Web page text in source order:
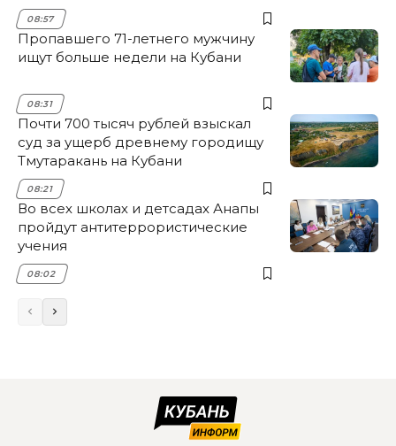
08:57
Пропавшего 71-летнего мужчину
ищут больше недели на Кубани
08:31
Почти 700 тысяч рублей взыскал
суд за ущерб древнему городищу
Тмутаракань на Кубани
08:21
Во всех школах и детсадах Анапы
пройдут антитеррористические
учения
08:02